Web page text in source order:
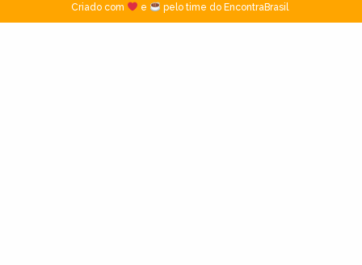
Criado com
e pelo time do EncontraBrasil